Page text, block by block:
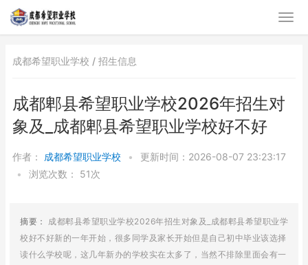
成都希望职业学校 / 招生信息
成都郫县希望职业学校2026年招生对
象及_成都郫县希望职业学校好不好
作者： 成都希望职业学校 •
更新时间：2026-08-07 23:23:17
•
浏览次数： 51次
摘要： 成都郫县希望职业学校2026年招生对象及_成都郫县希望职业学
校好不好新的一年开始，很多同学及家长开始但是自己初中毕业该选择
读什么学校呢，这几年新办的学校实在太多了，当然不排除里面会有一